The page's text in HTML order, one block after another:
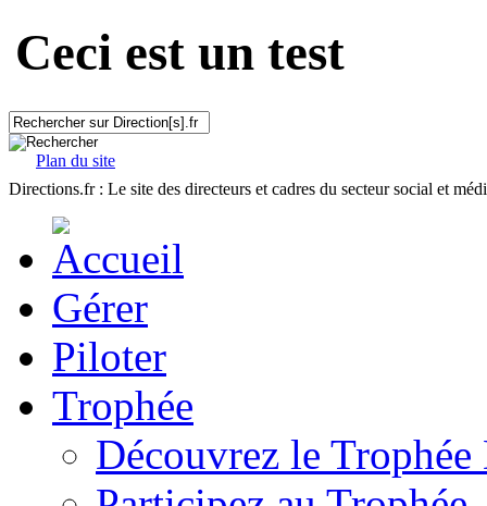
Ceci est un test
Plan du site
Directions.fr : Le site des directeurs et cadres du secteur social et
Gérer
Piloter
Trophée
Découvrez le